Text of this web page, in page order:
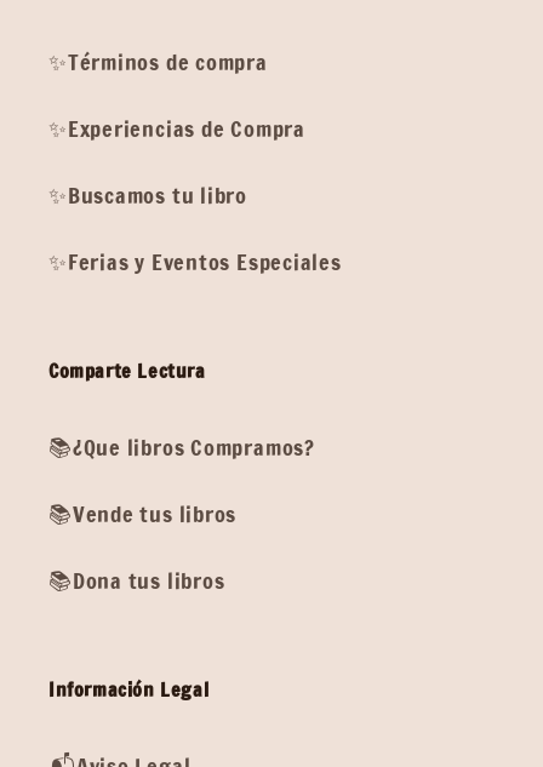
✨Términos de compra
✨Experiencias de Compra
✨Buscamos tu libro
✨Ferias y Eventos Especiales
Comparte Lectura
📚¿Que libros Compramos?
📚Vende tus libros
📚Dona tus libros
Información Legal